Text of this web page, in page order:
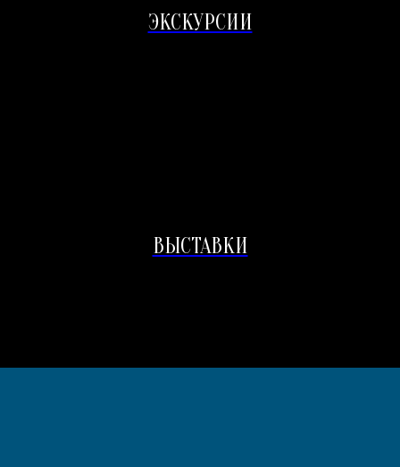
ЭКСКУРСИИ
ВЫСТАВКИ